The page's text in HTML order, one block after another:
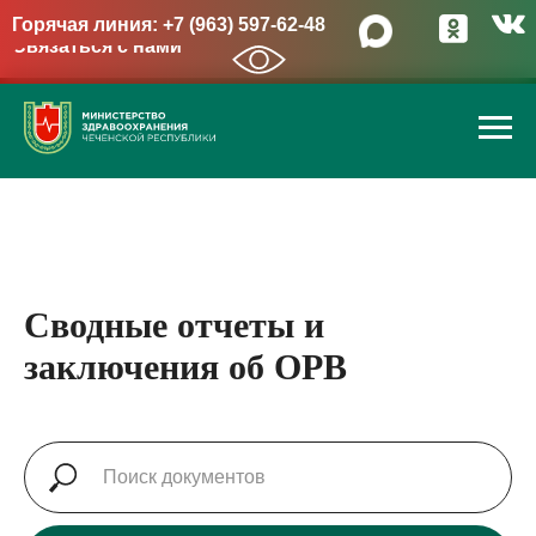
Горячая линия: +7 (963) 597-62-48
Связаться с нами
→
Сводные отчеты и
заключения об ОРВ